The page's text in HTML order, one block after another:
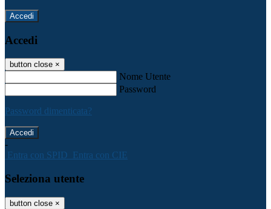
Accedi
Accedi
button close ×
Nome Utente
Password
Password dimenticata?
-
Entra con SPID Entra con CIE
Seleziona utente
button close ×